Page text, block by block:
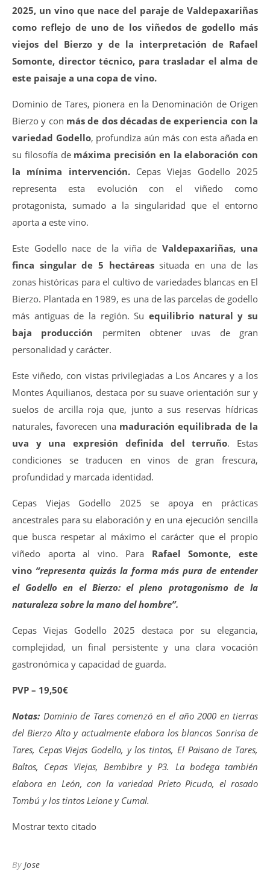
2025, un vino que nace del paraje de Valdepaxariñas
como reflejo de uno de los viñedos de godello más
viejos del Bierzo y de la interpretación de Rafael
Somonte, director técnico, para trasladar el alma de
este paisaje a una copa de vino.
Dominio de Tares, pionera en la Denominación de Origen
Bierzo y con más de dos décadas de experiencia con la
variedad Godello, profundiza aún más con esta añada en
su filosofía de máxima precisión en la elaboración con
la mínima intervención.Cepas Viejas Godello 2025
representa esta evolución con el viñedo como
protagonista, sumado a la singularidad que el entorno
aporta a este vino.
Este Godello nace de la viña de Valdepaxariñas, una
finca singular de 5 hectáreassituada en una de las
zonas históricas para el cultivo de variedades blancas en El
Bierzo. Plantada en 1989, es una de las parcelas de godello
más antiguas de la región. Su equilibrio natural y su
baja producción permiten obtener uvas de gran
personalidad y carácter.
Este viñedo, con vistas privilegiadas a Los Ancares y a los
Montes Aquilianos, destaca por su suave orientación sur y
suelos de arcilla roja que, junto a sus reservas hídricas
naturales, favorecen una maduración equilibrada de la
uva y una expresión definida del terruño. Estas
condiciones se traducen en vinos de gran frescura,
profundidad y marcada identidad.
Cepas Viejas Godello 2025 se apoya en prácticas
ancestrales para su elaboración y en una ejecución sencilla
que busca respetar al máximo el carácter que el propio
viñedo aporta al vino. Para Rafael Somonte, este
vino “representa quizás la forma más pura de entender
el Godello en el Bierzo: el pleno protagonismo de la
naturaleza sobre la mano del hombre”.
Cepas Viejas Godello 2025 destaca por su elegancia,
complejidad, un final persistente y una clara vocación
gastronómica y capacidad de guarda.
PVP – 19,50€
Notas: Dominio de Tares comenzó en el año 2000 en tierras
del Bierzo Alto y actualmente elabora los blancos Sonrisa de
Tares, Cepas Viejas Godello, y los tintos, El Paisano de Tares,
Baltos, Cepas Viejas, Bembibre y P3. La bodega también
elabora en León, con la variedad Prieto Picudo, el rosado
Tombú y los tintos Leione y Cumal.
Mostrar texto citado
By Jose